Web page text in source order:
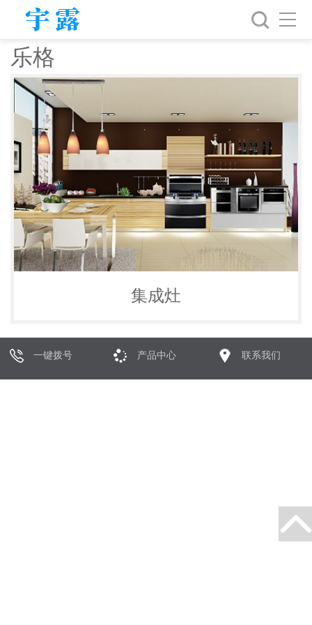
乐格
集成灶
一键拨号 产品中心 联系我们